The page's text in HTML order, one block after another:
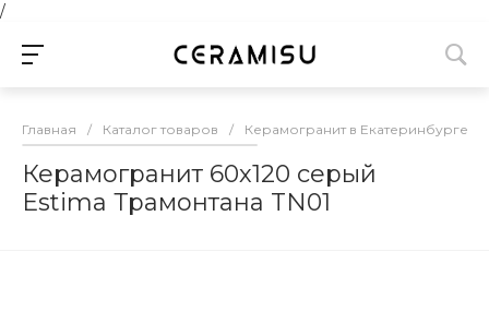
/
Главная / Каталог товаров / Керамогранит в Екатеринбурге
Керамогранит 60х120 серый
Estima Трамонтана TN01